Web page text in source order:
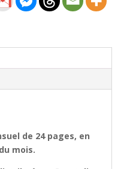
de 24 pages, en
mois.